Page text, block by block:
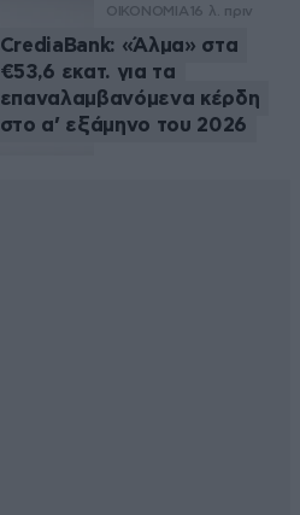
ΟΙΚΟΝΟΜΙΑ 16 λ. πριν
CrediaBank: «Άλμα» στα
€53,6 εκατ. για τα
επαναλαμβανόμενα κέρδη
στο α’ εξάμηνο του 2026